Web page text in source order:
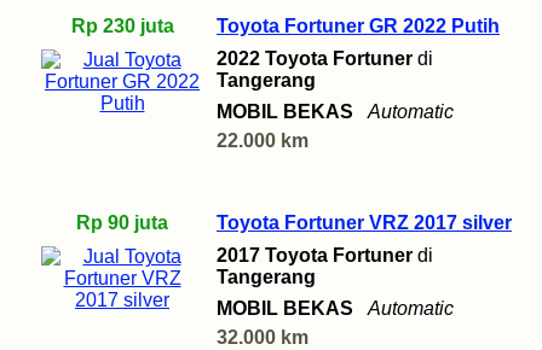
Rp 230 juta
Toyota Fortuner GR 2022 Putih
2022 Toyota Fortuner di
Tangerang
MOBIL BEKAS
Automatic
22.000 km
Rp 90 juta
Toyota Fortuner VRZ 2017 silver
2017 Toyota Fortuner di
Tangerang
MOBIL BEKAS
Automatic
32.000 km